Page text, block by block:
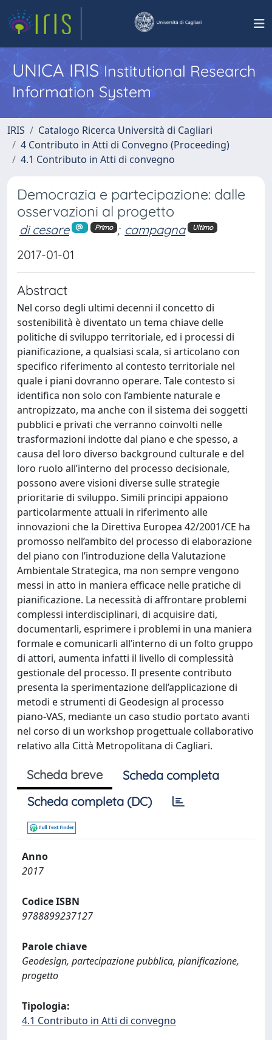
UNICA IRISInstitutional Research
Information System
IRIS
Catalogo Ricerca Università di Cagliari
4 Contributo in Atti di Convegno (Proceeding)
4.1 Contributo in Atti di convegno
Democrazia e partecipazione: dalle
osservazioni al progetto
di cesare Primo ; campagna Ultimo
2017-01-01
Abstract
Nel corso degli ultimi decenni il concetto di
sostenibilità è diventato un tema chiave delle
politiche di sviluppo territoriale, ed i processi di
pianificazione, a qualsiasi scala, si articolano con
specifico riferimento al contesto territoriale nel
quale i piani dovranno operare. Tale contesto si
identifica non solo con l’ambiente naturale e
antropizzato, ma anche con il sistema dei soggetti
pubblici e privati che verranno coinvolti nelle
trasformazioni indotte dal piano e che spesso, a
causa del loro diverso background culturale e del
loro ruolo all’interno del processo decisionale,
possono avere visioni diverse sulle strategie
prioritarie di sviluppo. Simili principi appaiono
particolarmente attuali in riferimento alle
innovazioni che la Direttiva Europea 42/2001/CE ha
promosso nell’ambito del processo di elaborazione
del piano con l’introduzione della Valutazione
Ambientale Strategica, ma non sempre vengono
messi in atto in maniera efficace nelle pratiche di
pianificazione. La necessità di affrontare problemi
complessi interdisciplinari, di acquisire dati,
documentarli, esprimere i problemi in una maniera
formale e comunicarli all’interno di un folto gruppo
di attori, aumenta infatti il livello di complessità
gestionale del processo. Il presente contributo
presenta la sperimentazione dell’applicazione di
metodi e strumenti di Geodesign al processo
piano-VAS, mediante un caso studio portato avanti
nel corso di un workshop progettuale collaborativo
relativo alla Città Metropolitana di Cagliari.
Scheda breve
Scheda completa
Scheda completa (DC)
Anno
2017
Codice ISBN
9788899237127
Parole chiave
Geodesign, partecipazione pubblica, pianificazione,
progetto
Tipologia:
4.1 Contributo in Atti di convegno